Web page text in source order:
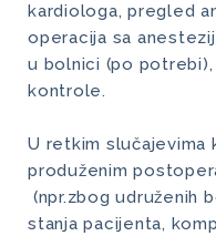
kardiologa, pregled
operacija sa
u bolnici (po
kontrole.
U retkim slučajevima
produženim
(npr.zbog udruženih
stanja pacijenta,